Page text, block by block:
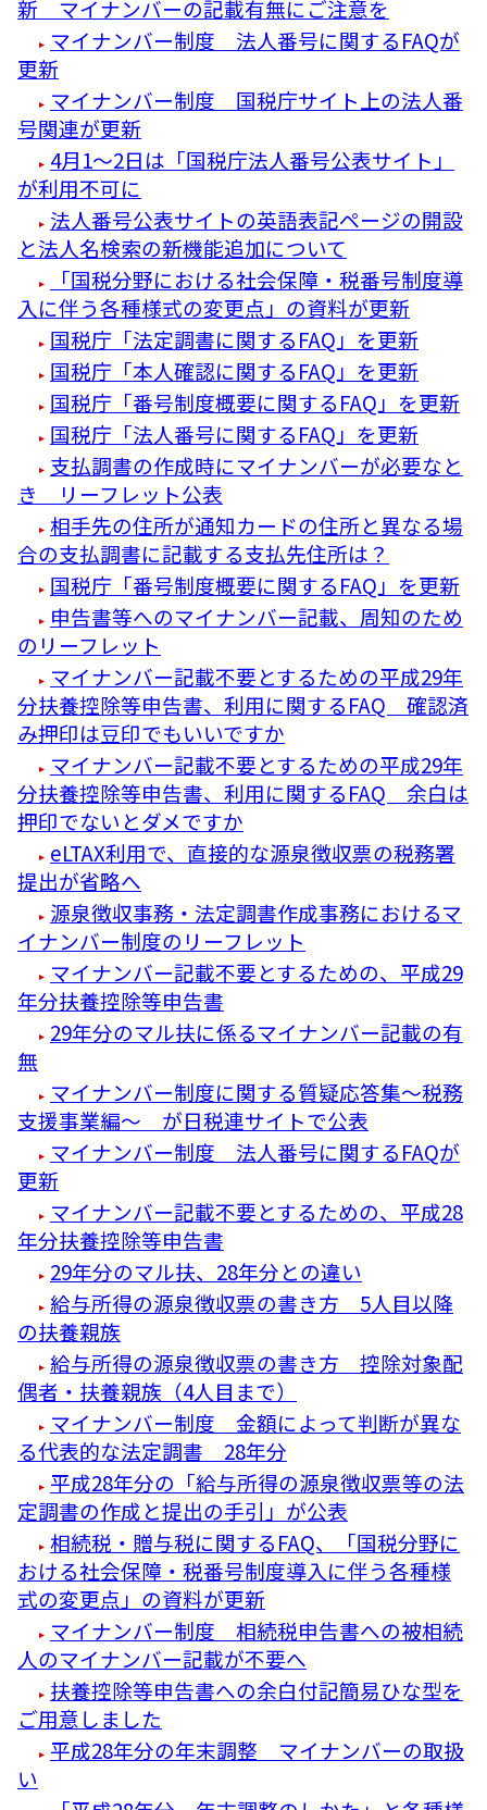
新 マイナンバーの記載有無にご注意を
マイナンバー制度 法人番号に関するFAQが
更新
マイナンバー制度 国税庁サイト上の法人番
号関連が更新
4月1～2日は「国税庁法人番号公表サイト」
が利用不可に
法人番号公表サイトの英語表記ページの開設
と法人名検索の新機能追加について
「国税分野における社会保障・税番号制度導
入に伴う各種様式の変更点」の資料が更新
国税庁「法定調書に関するFAQ」を更新
国税庁「本人確認に関するFAQ」を更新
国税庁「番号制度概要に関するFAQ」を更新
国税庁「法人番号に関するFAQ」を更新
支払調書の作成時にマイナンバーが必要なと
き リーフレット公表
相手先の住所が通知カードの住所と異なる場
合の支払調書に記載する支払先住所は？
国税庁「番号制度概要に関するFAQ」を更新
申告書等へのマイナンバー記載、周知のため
のリーフレット
マイナンバー記載不要とするための平成29年
分扶養控除等申告書、利用に関するFAQ 確認済
み押印は豆印でもいいですか
マイナンバー記載不要とするための平成29年
分扶養控除等申告書、利用に関するFAQ 余白は
押印でないとダメですか
eLTAX利用で、直接的な源泉徴収票の税務署
提出が省略へ
源泉徴収事務・法定調書作成事務におけるマ
イナンバー制度のリーフレット
マイナンバー記載不要とするための、平成29
年分扶養控除等申告書
29年分のマル扶に係るマイナンバー記載の有
無
マイナンバー制度に関する質疑応答集～税務
支援事業編～ が日税連サイトで公表
マイナンバー制度 法人番号に関するFAQが
更新
マイナンバー記載不要とするための、平成28
年分扶養控除等申告書
29年分のマル扶、28年分との違い
給与所得の源泉徴収票の書き方 5人目以降
の扶養親族
給与所得の源泉徴収票の書き方 控除対象配
偶者・扶養親族（4人目まで）
マイナンバー制度 金額によって判断が異な
る代表的な法定調書 28年分
平成28年分の「給与所得の源泉徴収票等の法
定調書の作成と提出の手引」が公表
相続税・贈与税に関するFAQ、「国税分野に
おける社会保障・税番号制度導入に伴う各種様
式の変更点」の資料が更新
マイナンバー制度 相続税申告書への被相続
人のマイナンバー記載が不要へ
扶養控除等申告書への余白付記簡易ひな型を
ご用意しました
平成28年分の年末調整 マイナンバーの取扱
い